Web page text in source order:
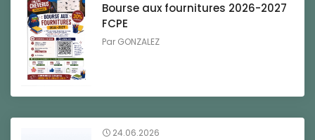
Bourse aux fournitures 2026-2027
FCPE
Par GONZALEZ
24.06.2026